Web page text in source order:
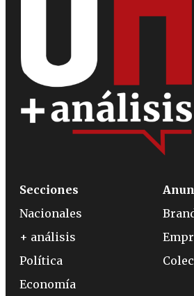
Secciones
Nacionales
+ análisis
Política
Economía